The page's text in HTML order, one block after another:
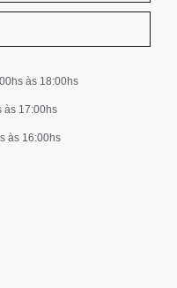
às 18:00hs
às 17:00hs
às 16:00hs